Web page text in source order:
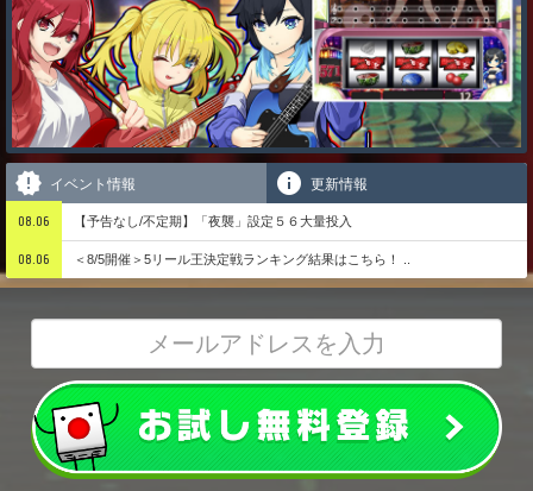
イベント情報 更新情報
08.06 【予告なし/不定期】「夜襲」設定５６大量投入
08.06 ＜8/5開催＞5リール王決定戦ランキング結果はこちら！ ..